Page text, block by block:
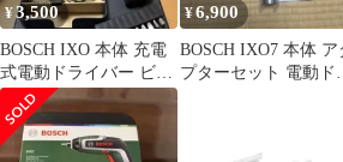
¥3,500
BOSCH IXO 本体 充電
式電動ドライバー ビッ
トセット付
¥6,900
BOSCH IXO7 本体 ア
プターセット 電動ドラ